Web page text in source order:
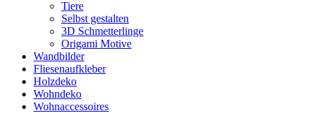
Tiere
Selbst gestalten
3D Schmetterlinge
Origami Motive
Wandbilder
Fliesenaufkleber
Holzdeko
Wohndeko
Wohnaccessoires